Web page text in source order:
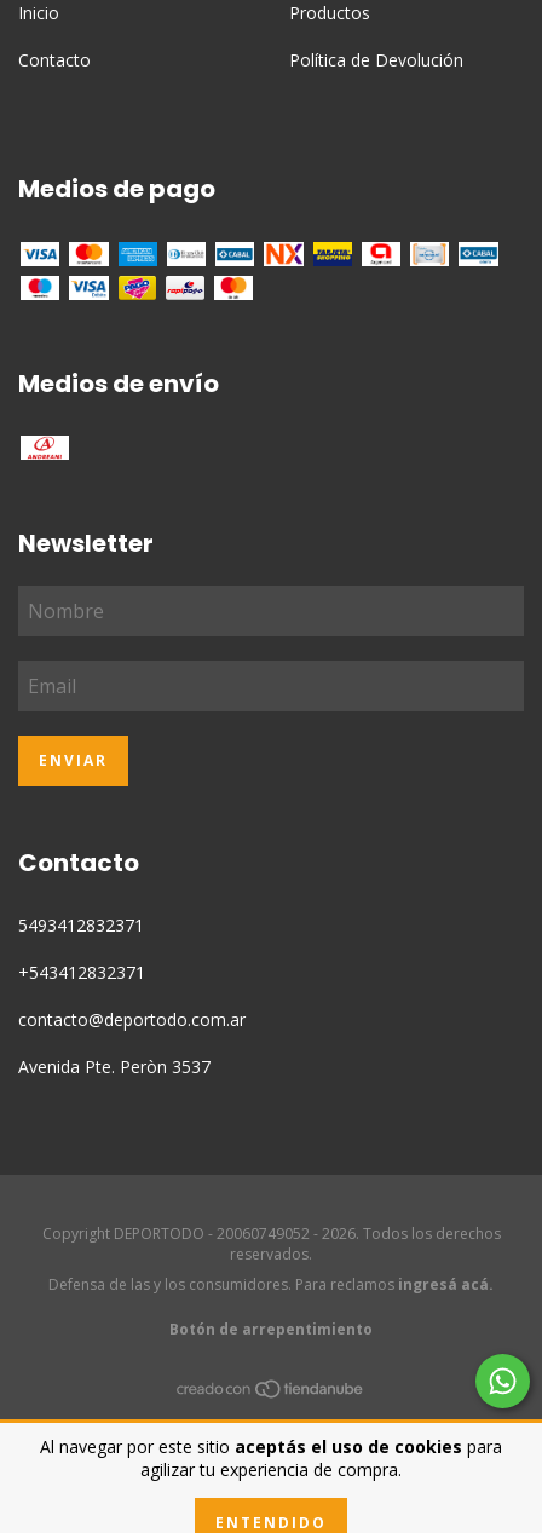
Al navegar por este sitio aceptás el uso de cookies para
agilizar tu experiencia de compra.
ENTENDIDO
Inicio Productos
Contacto Política de Devolución
Medios de pago
Medios de envío
Newsletter
Contacto
5493412832371
+543412832371
contacto@deportodo.com.ar
Avenida Pte. Peròn 3537
Copyright DEPORTODO - 20060749052 - 2026. Todos los derechos
reservados.
Defensa de las y los consumidores. Para reclamos ingresá acá.
Botón de arrepentimiento